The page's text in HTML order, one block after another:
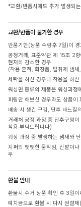
*교환/반품시에도 추가 발생되
교환/반품이 불가한 경우
반품기한(상품 수령후 7일)이 경
공정거래, 표준약관 제 15조 2
현저히 감소한 경우
(착용 흔적, 화장품, 탈취제 냄
세탁을 하신 경우나 착용을 하
워싱면 종류의 제품은 워싱과정
피팅만 해보신 경우라도 상품이
배송 시 생긴 구김, 단추 바느질
거래처 공정 과정 중 단추구멍
착용 부탁드립니다)
워싱 과정 중 발생하는 냄새와
지퍼의 뻣뻣한 움직임, 신발이
우
환불 안내
환불시 수거 상품 확인 후 3일
예치금으로 환불 시 다시 원결